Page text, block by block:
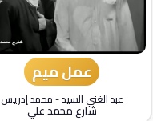
عمل ميم
عبد الغني السيد-محمد إدريس
شارع محمد علي